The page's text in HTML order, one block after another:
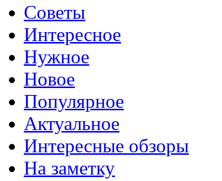
Советы
Интересное
Нужное
Новое
Популярное
Актуальное
Интересные обзоры
На заметку